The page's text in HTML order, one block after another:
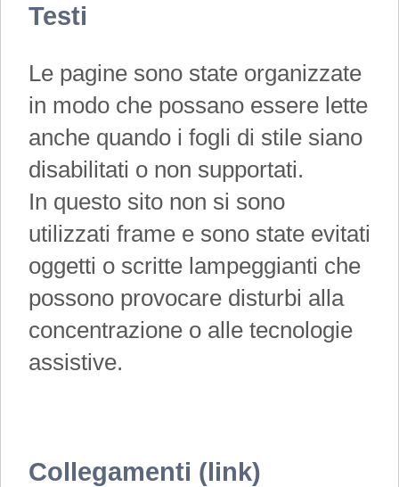
Testi
Le pagine sono state organizzate
in modo che possano essere lette
anche quando i fogli di stile siano
disabilitati o non supportati.
In questo sito non si sono
utilizzati frame e sono state evitati
oggetti o scritte lampeggianti che
possono provocare disturbi alla
concentrazione o alle tecnologie
assistive.
Collegamenti (link)